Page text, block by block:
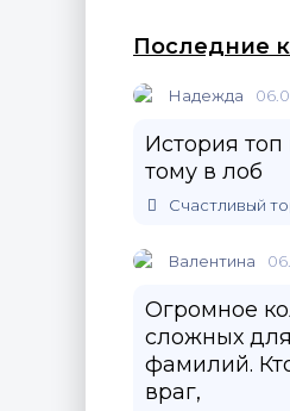
Последние
Надежда
История топ
тому в лоб
Счастливый
Валентина
Огромное
сложных
фамилий.
враг,